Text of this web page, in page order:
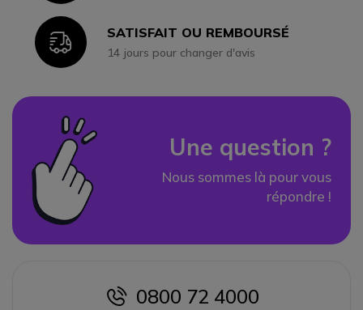
IconSATISFAIT OU REMBOURSÉ
14 jours pour changer d'avis
Une question ?
Nous sommes là pour vous
répondre !
icon
0800 72 4000